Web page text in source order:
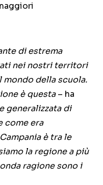
di estrema
nei nostri territori
della scuola.
è questa– ha
generalizzata di
come era
è tra le
la regione a più
ragione sono i